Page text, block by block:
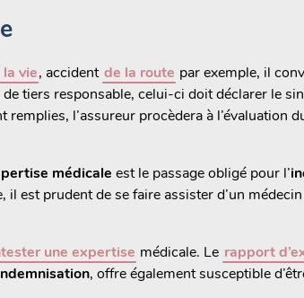
vie, accident de la route par exemple, il
tiers responsable, celui-ci doit déclarer le
l’assureur procèdera à l’évaluation
médicale est le passage obligé pour l’
il est prudent de se faire assister d’un
une expertise médicale. Le rapport
, offre également susceptible